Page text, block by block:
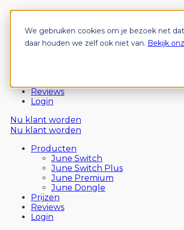
We gebruiken cookies om je bezoek net
daar houden we zelf ook niet van. Bekijk
Producten
June Switch
Reviews
Login
Nu klant worden
Nu klant worden
Producten
June Switch
June Switch Plus
June Premium
June Dongle
Prijzen
Reviews
Login